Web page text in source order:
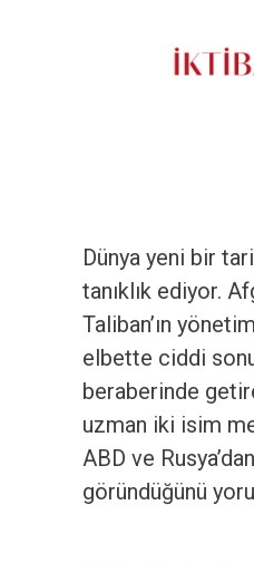
Dünya yeni bir
tanıklık ediyor.
Taliban’ın
elbette ciddi
beraberinde
uzman iki isim
ABD ve
göründüğünü